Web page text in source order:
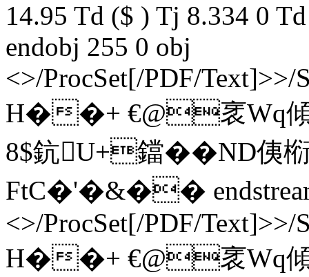
14.95 Td ($ ) Tj 8.334 0
endobj 255 0 obj
<>/ProcSet[/PDF/Text]>>/
H��+ €@衺Wq
8$鈧U+鐺��ND侇
FtC�'�&�� endstream
<>/ProcSet[/PDF/Text]>>/
H��+ €@衺Wq